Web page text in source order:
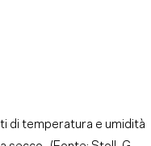
di temperatura e umidità